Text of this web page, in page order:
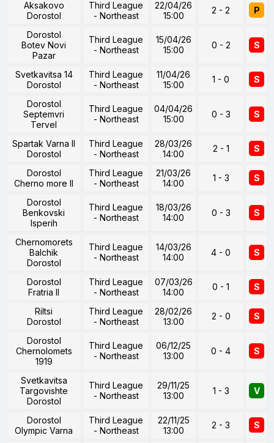
Aksakovo
Dorostol
Third League
- Northeast
22/04/26
15:00
2 - 2 P
Dorostol
Botev Novi
Pazar
Third League
- Northeast
15/04/26
15:00
0 - 2 S
Svetkavitsa 14
Dorostol
Third League
- Northeast
11/04/26
15:00
1 - 0 S
Dorostol
Septemvri
Tervel
Third League
- Northeast
04/04/26
15:00
0 - 3 S
Spartak Varna II
Dorostol
Third League
- Northeast
28/03/26
14:00
2 - 1 S
Dorostol
Cherno more II
Third League
- Northeast
21/03/26
14:00
1 - 3 S
Dorostol
Benkovski
Isperih
Third League
- Northeast
18/03/26
14:00
0 - 3 S
Chernomorets
Balchik
Dorostol
Third League
- Northeast
14/03/26
14:00
4 - 0 S
Dorostol
Fratria II
Third League
- Northeast
07/03/26
14:00
0 - 1 S
Riltsi
Dorostol
Third League
- Northeast
28/02/26
13:00
2 - 0 S
Dorostol
Chernolomets
1919
Third League
- Northeast
06/12/25
13:00
0 - 4 S
Svetkavitsa
Targovishte
Dorostol
Third League
- Northeast
29/11/25
13:00
1 - 3 V
Dorostol
Olympic Varna
Third League
- Northeast
22/11/25
13:00
2 - 3 S